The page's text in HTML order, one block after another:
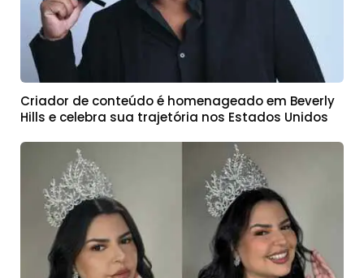
Criador de conteúdo é homenageado em Beverly
Hills e celebra sua trajetória nos Estados Unidos